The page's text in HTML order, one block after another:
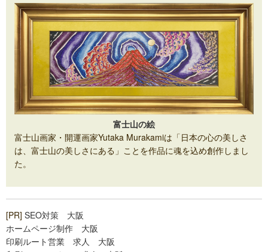
富士山の絵
富士山画家・開運画家Yutaka Murakamiは「日本の心の美しさ
は、富士山の美しさにある」ことを作品に魂を込め創作しまし
た。
[PR] SEO対策 大阪
ホームページ制作 大阪
印刷ルート営業 求人 大阪